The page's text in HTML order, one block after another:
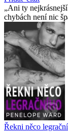
Ani ty
chybách není nic
Řekni něco